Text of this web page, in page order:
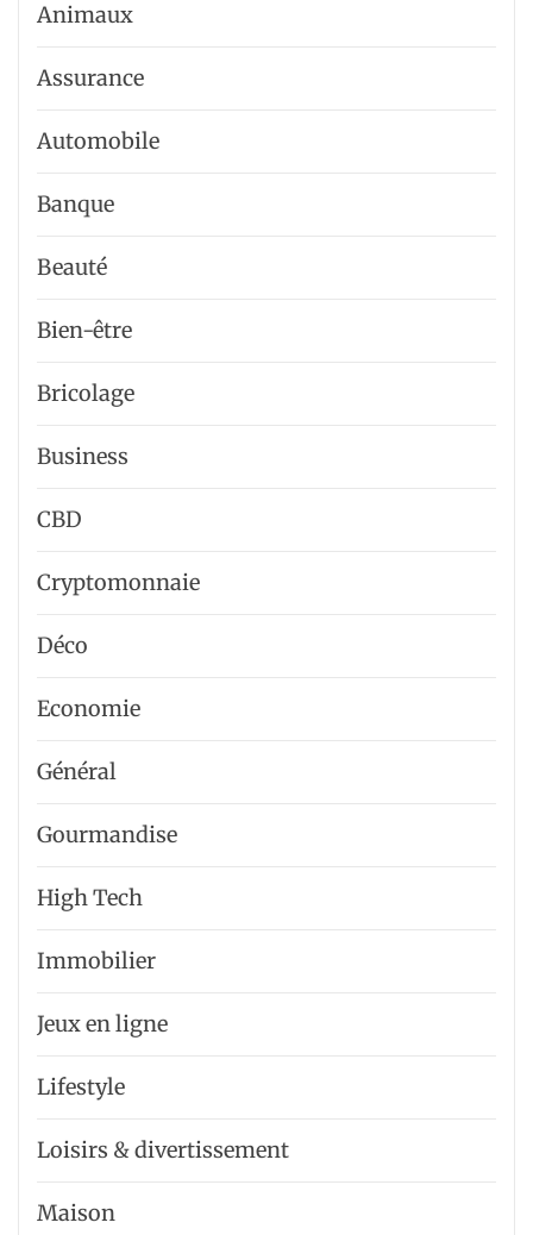
Animaux
Assurance
Automobile
Banque
Beauté
Bien-être
Bricolage
Business
CBD
Cryptomonnaie
Déco
Economie
Général
Gourmandise
High Tech
Immobilier
Jeux en ligne
Lifestyle
Loisirs & divertissement
Maison